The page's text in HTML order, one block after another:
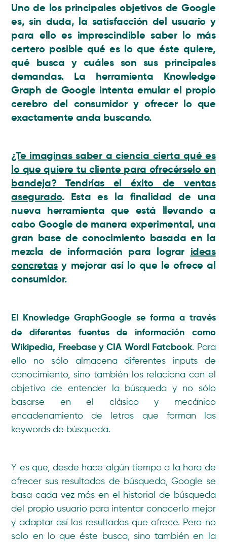
Uno de los principales objetivos de Google
es, sin duda, la satisfacción del usuario y
para ello es imprescindible saber lo más
certero posible qué es lo que éste quiere,
qué busca y cuáles son sus principales
demandas. La herramienta Knowledge
Graph de Google intenta emular el propio
cerebro del consumidor y ofrecer lo que
exactamente anda buscando.
¿Te imaginas saber a ciencia cierta qué es
lo que quiere tu cliente para ofrecérselo en
bandeja? Tendrías el éxito de ventas
asegurado. Esta es la finalidad de una
nueva herramienta que está llevando a
cabo Google de manera experimental, una
gran base de conocimiento basada en la
mezcla de información para lograr ideas
concretasy mejorar así lo que le ofrece al
consumidor.
El Knowledge GraphGoogle se forma a través
de diferentes fuentes de información como
Wikipedia, Freebase y CIA Wordl Fatcbook. Para
ello no sólo almacena diferentes inputs de
conocimiento, sino también los relaciona con el
objetivo de entender la búsqueda y no sólo
basarse en el clásico y mecánico
encadenamiento de letras que forman las
keywords de búsqueda.
Y es que, desde hace algún tiempo a la hora de
ofrecer sus resultados de búsqueda, Google se
basa cada vez más en el historial de búsqueda
del propio usuario para intentar conocerlo mejor
y adaptar así los resultados que ofrece. Pero no
solo en lo que éste busca, sino también en la